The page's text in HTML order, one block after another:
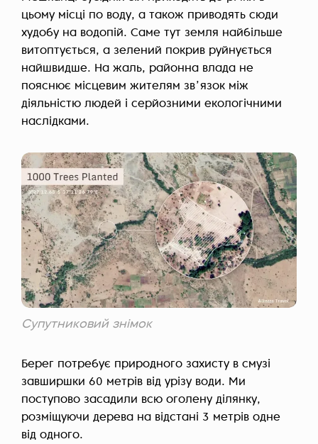
цьому місці по воду, а також приводять сюди
худобу на водопій. Саме тут земля найбільше
витоптується, а зелений покрив руйнується
найшвидше. На жаль, районна влада не
пояснює місцевим жителям звʼязок між
діяльністю людей і серйозними екологічними
наслідками.
Супутниковий знімок
Берег потребує природного захисту в смузі
завширшки 60 метрів від урізу води. Ми
поступово засадили всю оголену ділянку,
розміщуючи дерева на відстані 3 метрів одне
від одного.